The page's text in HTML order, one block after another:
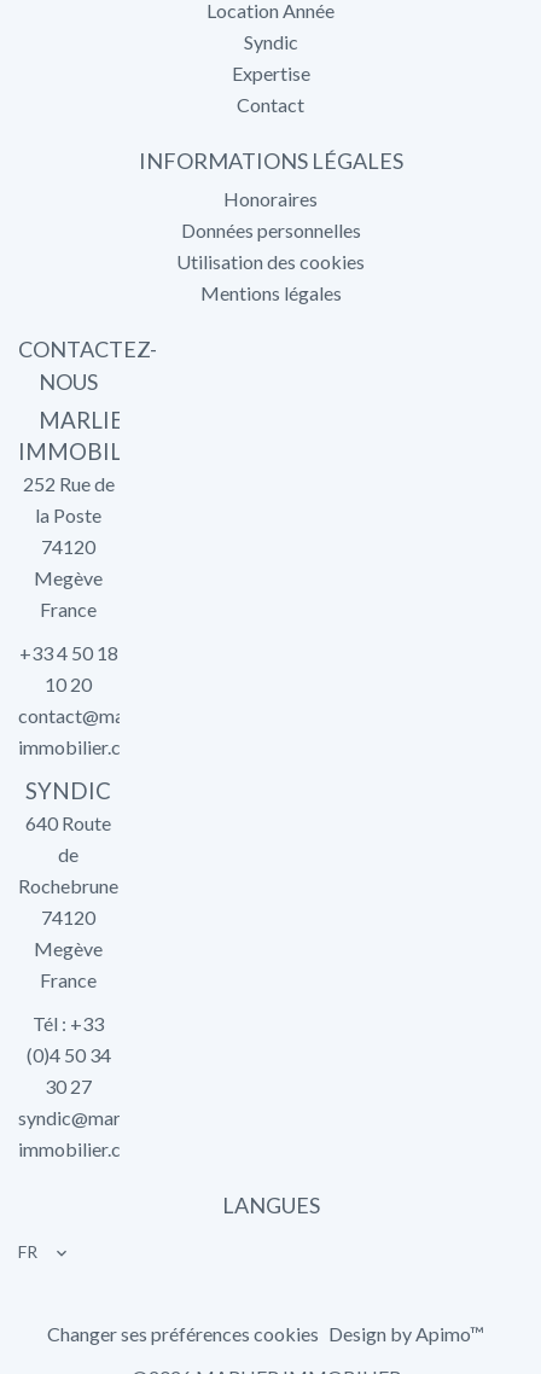
Location Année
Syndic
Expertise
Contact
INFORMATIONS LÉGALES
Honoraires
Données personnelles
Utilisation des cookies
Mentions légales
CONTACTEZ-
NOUS
MARLIER
IMMOBILIER
252 Rue de
la Poste
74120
Megève
France
+33 4 50 18
10 20
contact@marlier-
immobilier.com
SYNDIC
640 Route
de
Rochebrune
74120
Megève
France
Tél : +33
(0)4 50 34
30 27
syndic@marlier-
immobilier.com
LANGUES
FR
Changer ses préférences cookies Design byApimo™